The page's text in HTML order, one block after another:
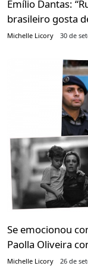
Emílio Dantas:
brasileiro gosta
Michelle Licory 30 de
Se emocionou
Paolla Oliveira
Michelle Licory 26 de